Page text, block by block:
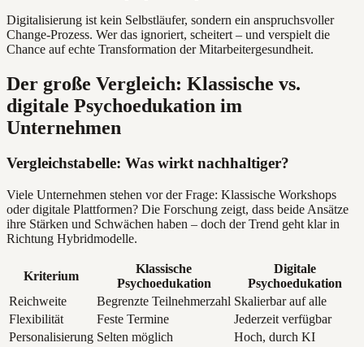
Digitalisierung ist kein Selbstläufer, sondern ein anspruchsvoller
Change-Prozess. Wer das ignoriert, scheitert – und verspielt die
Chance auf echte Transformation der Mitarbeitergesundheit.
Der große Vergleich: Klassische vs.
digitale Psychoedukation im
Unternehmen
Vergleichstabelle: Was wirkt nachhaltiger?
Viele Unternehmen stehen vor der Frage: Klassische Workshops
oder digitale Plattformen? Die Forschung zeigt, dass beide Ansätze
ihre Stärken und Schwächen haben – doch der Trend geht klar in
Richtung Hybridmodelle.
Kriterium
Klassische
Psychoedukation
Digitale
Psychoedukation
Reichweite
Begrenzte Teilnehmerzahl Skalierbar auf alle
Flexibilität
Feste Termine
Jederzeit verfügbar
Personalisierung Selten möglich
Hoch, durch KI